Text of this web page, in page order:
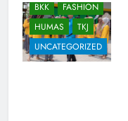
BKK
FASHION
HUMAS
TKJ
UNCATEGORIZED